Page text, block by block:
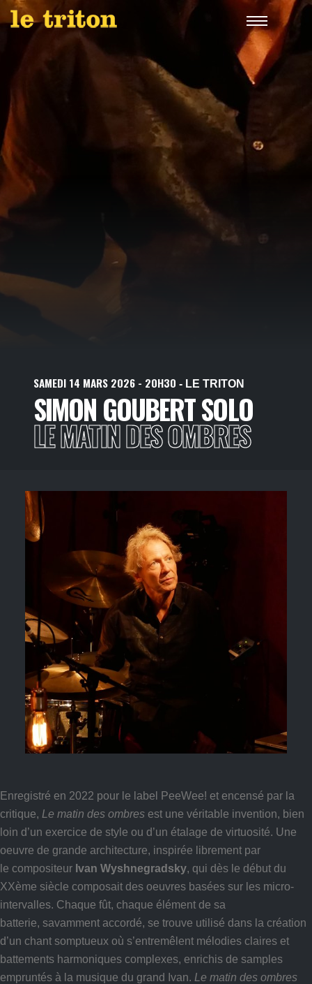
SAMEDI 14 MARS 2026 - 20H30 - LE TRITON
SIMON GOUBERT SOLO
LE MATIN DES OMBRES
Enregistré en 2022 pour le label PeeWee! et encensé par la
critique, Le matin des ombres est une véritable invention, bien
loin d’un exercice de style ou d’un étalage de virtuosité. Une
oeuvre de grande architecture, inspirée librement par
le compositeur Ivan Wyshnegradsky, qui dès le début du
XXème siècle composait des oeuvres basées sur les micro-
intervalles. Chaque fût, chaque élément de sa
batterie, savamment accordé, se trouve utilisé dans la création
d’un chant somptueux où s’entremêlent mélodies claires et
battements harmoniques complexes, enrichis de samples
empruntés à la musique du grand Ivan. Le matin des ombres